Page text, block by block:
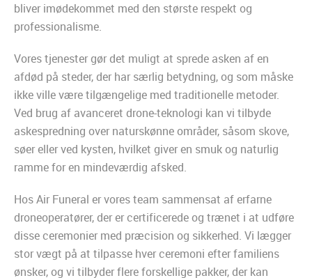
bliver imødekommet med den største respekt og
professionalisme.
Vores tjenester gør det muligt at sprede asken af en
afdød på steder, der har særlig betydning, og som måske
ikke ville være tilgængelige med traditionelle metoder.
Ved brug af avanceret drone-teknologi kan vi tilbyde
askespredning over naturskønne områder, såsom skove,
søer eller ved kysten, hvilket giver en smuk og naturlig
ramme for en mindeværdig afsked.
Hos Air Funeral er vores team sammensat af erfarne
droneoperatører, der er certificerede og trænet i at udføre
disse ceremonier med præcision og sikkerhed. Vi lægger
stor vægt på at tilpasse hver ceremoni efter familiens
ønsker, og vi tilbyder flere forskellige pakker, der kan